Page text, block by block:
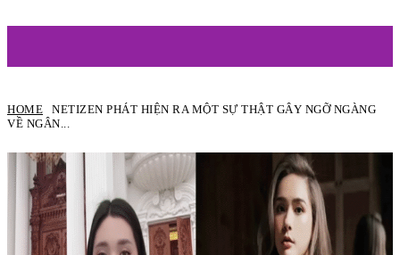
HOME
NETIZEN PHÁT HIỆN RA MỘT SỰ THẬT GÂY NGỠ NGÀNG
VỀ NGÂN...